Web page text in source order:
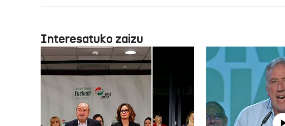
Interesatuko zaizu